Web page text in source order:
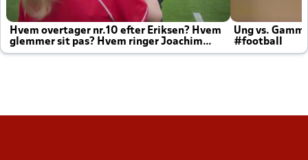
Hvem overtager nr.10 efter Eriksen? Hvem
glemmer sit pas? Hvem ringer Joachim
altid til efter kampe?
Ung vs.
#football